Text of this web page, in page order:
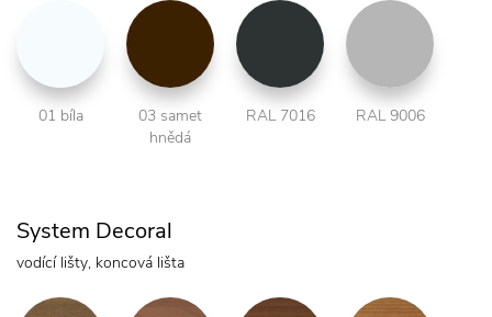
01 bíla
03 samet
hnědá
RAL 7016 RAL 9006
System Decoral
vodící lišty, koncová lišta